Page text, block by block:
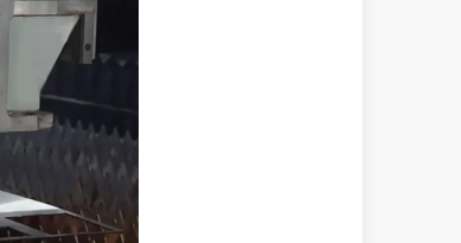
Brilhando no Pacífico: como nossas máquinas